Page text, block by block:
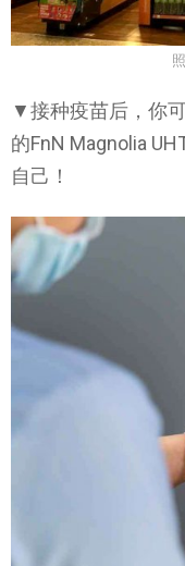
▼接种疫苗后，你
的FnN Magnolia
自己！